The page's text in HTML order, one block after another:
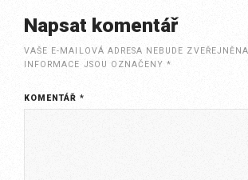
Napsat komentář
VAŠE E-MAILOVÁ ADRESA NEBUDE
INFORMACE JSOU OZNAČENY*
KOMENTÁŘ*